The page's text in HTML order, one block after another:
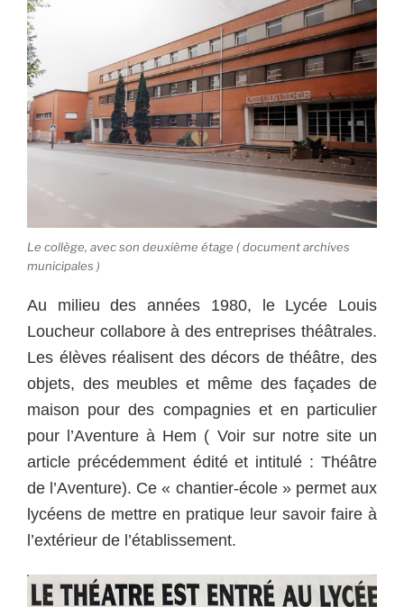
Le collège, avec son deuxième étage ( document archives
municipales )
Au milieu des années 1980, le Lycée Louis
Loucheur collabore à des entreprises théâtrales.
Les élèves réalisent des décors de théâtre, des
objets, des meubles et même des façades de
maison pour des compagnies et en particulier
pour l’Aventure à Hem ( Voir sur notre site un
article précédemment édité et intitulé : Théâtre
de l’Aventure). Ce « chantier-école » permet aux
lycéens de mettre en pratique leur savoir faire à
l’extérieur de l’établissement.